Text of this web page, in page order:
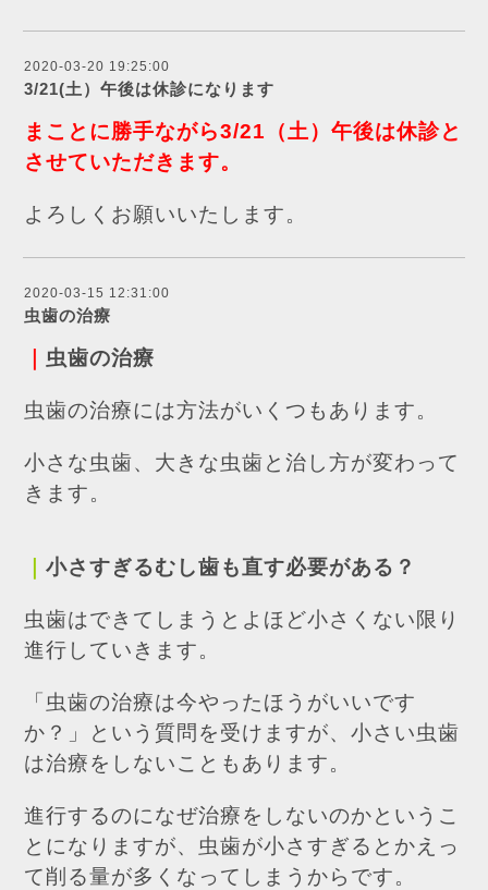
2020-03-20 19:25:00
3/21(土）午後は休診になります
まことに勝手ながら3/21（土）午後は休診と
させていただきます。
よろしくお願いいたします。
2020-03-15 12:31:00
虫歯の治療
虫歯の治療
虫歯の治療には方法がいくつもあります。
小さな虫歯、大きな虫歯と治し方が変わって
きます。
小さすぎるむし歯も直す必要がある？
虫歯はできてしまうとよほど小さくない限り
進行していきます。
「虫歯の治療は今やったほうがいいです
か？」という質問を受けますが、小さい虫歯
は治療をしないこともあります。
進行するのになぜ治療をしないのかというこ
とになりますが、虫歯が小さすぎるとかえっ
て削る量が多くなってしまうからです。